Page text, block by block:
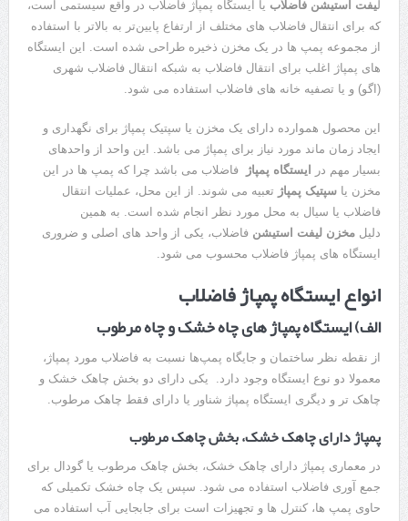
لیفت استیشن فاضلاب یا ایستگاه پمپاژ فاضلاب در واقع سیستمی است،
که برای انتقال فاضلاب های مختلف از ارتفاع پایین‌تر به بالاتر با استفاده
از مجموعه پمپ ها در یک مخزن ذخیره طراحی شده است. این ایستگاه
های پمپاژ اغلب برای انتقال فاضلاب به شبکه انتقال فاضلاب شهری
(اگو) و یا تصفیه خانه های فاضلاب استفاده می شود.
این محصول هموارده دارای یک مخزن یا سپتیک پمپاژ برای نگهداری و
ایجاد زمان ماند مورد نیاز برای پمپاژ می باشد. این واحد از واحدهای
بسیار مهم در
ایستگاه پمپاژ
فاضلاب می باشد چرا که پمپ ها در این
مخزن یا سپتیک پمپاژ تعبیه می شوند. از این محل، عملیات انتقال
فاضلاب یا سیال به محل مورد نظر انجام شده است. به همین
دلیل مخزن لیفت استیشن فاضلاب، یکی از واحد های اصلی و ضروری
ایستگاه های پمپاژ فاضلاب محسوب می شود.
انواع ایستگاه پمپاژ فاضلاب
الف) ایستگاه پمپاژ های چاه خشک و چاه مرطوب
از نقطه نظر ساختمان و جایگاه پمپ‌ها نسبت به فاضلاب مورد پمپاژ،
معمولا دو نوع ایستگاه وجود دارد. یکی دارای دو بخش چاهک خشک و
چاهک تر و دیگری ایستگاه پمپاژ شناور یا دارای فقط چاهک مرطوب.
پمپاژ دارای چاهک خشک، بخش چاهک مرطوب
در معماری پمپاژ دارای چاهک خشک، بخش چاهک مرطوب یا گودال برای
جمع آوری فاضلاب استفاده می شود. سپس یک چاه خشک تکمیلی که
حاوی پمپ ها، کنترل ها و تجهیزات است برای جابجایی آب استفاده می